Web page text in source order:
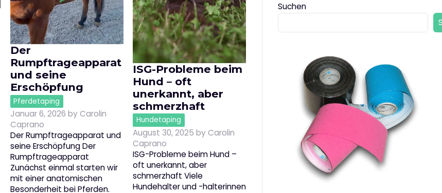
Der
Rumpftrageapparat
und seine
Erschöpfung
Pferdetaping
Januar 6, 2026 byCarolin
Caprano
Der Rumpftrageapparat und
seine Erschöpfung Der
Rumpftrageapparat
Zunächst einmal starten wir
mit einer anatomischen
Besonderheit bei Pferden.
ISG-Probleme beim
Hund – oft
unerkannt, aber
schmerzhaft
Hundetaping
August 30, 2025 byCarolin
Caprano
ISG-Probleme beim Hund –
oft unerkannt, aber
schmerzhaft Viele
Hundehalter und -halterinnen
Suchen